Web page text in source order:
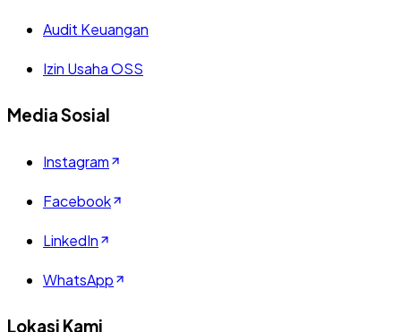
Audit Keuangan
Izin Usaha OSS
Media Sosial
Instagram
Facebook
LinkedIn
WhatsApp
Lokasi Kami